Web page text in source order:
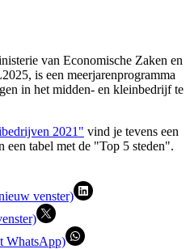
van Economische Zaken en
is een meerjarenprogramma
in het midden- en kleinbedrijf te
2021" vind je tevens een
een tabel met de "Top 5 steden".
venster)
WhatsApp)